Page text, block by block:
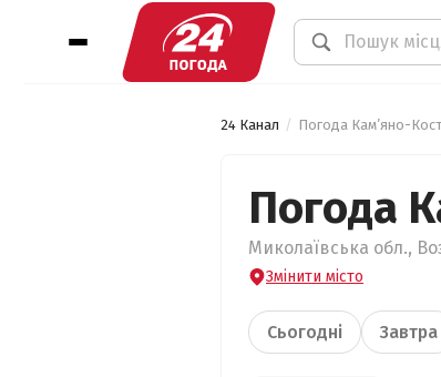
24 Канал Погода Кам’яно-
Погода
Миколаївська обл.,
Змінити місто
Сьогодні Завтра